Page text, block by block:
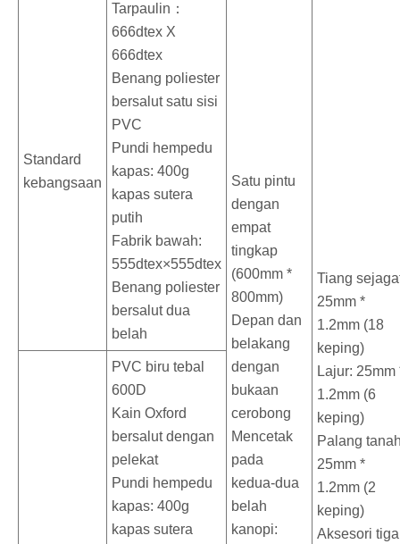
Standard
kebangsaan
Tarpaulin：
666dtex X
666dtex
Benang poliester
bersalut satu sisi
PVC
Pundi hempedu
kapas: 400g
kapas sutera
putih
Fabrik bawah:
555dtex×555dtex
Benang poliester
bersalut dua
belah
Satu pintu
dengan
empat
tingkap
(600mm *
800mm)
Depan dan
belakang
dengan
bukaan
cerobong
Mencetak
pada
kedua-dua
belah
kanopi:
Tiang
25mm *
1.2mm (18
keping)
Lajur: 25mm
1.2mm (6
keping)
Palang
25mm *
1.2mm (2
keping)
Aksesori tiga
PVC biru tebal
600D
Kain Oxford
bersalut dengan
pelekat
Pundi hempedu
kapas: 400g
kapas sutera